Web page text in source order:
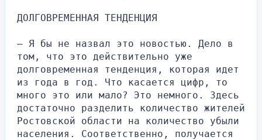
ДОЛГОВРЕМЕННАЯ ТЕНДЕНЦИЯ
— Я бы не назвал это новостью. Дело в
том, что это действительно уже
долговременная тенденция, которая идет
из года в год. Что касается цифр, то
много это или мало? Это немного. Здесь
достаточно разделить количество жителей
Ростовской области на количество убыли
населения. Соответственно, получается